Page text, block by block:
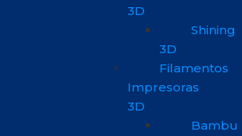
3D
Shining
3D
Filamentos
Impresoras
3D
Bambu